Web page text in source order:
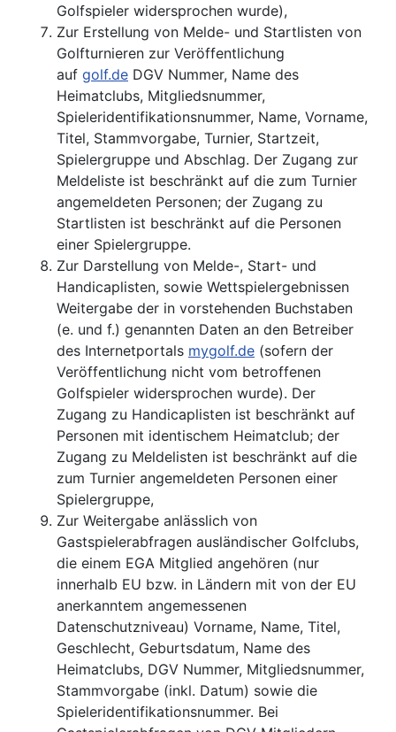
Golfspieler widersprochen wurde),
Zur Erstellung von Melde- und Startlisten von
Golfturnieren zur Veröffentlichung
auf golf.de DGV Nummer, Name des
Heimatclubs, Mitgliedsnummer,
Spieleridentifikationsnummer, Name, Vorname,
Titel, Stammvorgabe, Turnier, Startzeit,
Spielergruppe und Abschlag. Der Zugang zur
Meldeliste ist beschränkt auf die zum Turnier
angemeldeten Personen; der Zugang zu
Startlisten ist beschränkt auf die Personen
einer Spielergruppe.
Zur Darstellung von Melde-, Start- und
Handicaplisten, sowie Wettspielergebnissen
Weitergabe der in vorstehenden Buchstaben
(e. und f.) genannten Daten an den Betreiber
des Internetportals mygolf.de (sofern der
Veröffentlichung nicht vom betroffenen
Golfspieler widersprochen wurde). Der
Zugang zu Handicaplisten ist beschränkt auf
Personen mit identischem Heimatclub; der
Zugang zu Meldelisten ist beschränkt auf die
zum Turnier angemeldeten Personen einer
Spielergruppe,
Zur Weitergabe anlässlich von
Gastspielerabfragen ausländischer Golfclubs,
die einem EGA Mitglied angehören (nur
innerhalb EU bzw. in Ländern mit von der EU
anerkanntem angemessenen
Datenschutzniveau) Vorname, Name, Titel,
Geschlecht, Geburtsdatum, Name des
Heimatclubs, DGV Nummer, Mitgliedsnummer,
Stammvorgabe (inkl. Datum) sowie die
Spieleridentifikationsnummer. Bei